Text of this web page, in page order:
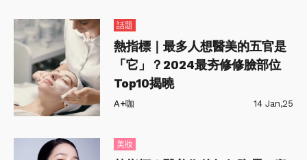
話題
熱指標｜最多人想醫美的五官是
「它」？2024最夯修修臉部位
Top10揭曉
A+咖 14 Jan,25
美妝